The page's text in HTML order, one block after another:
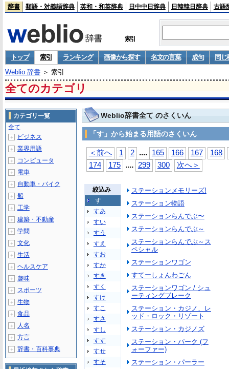
辞書 類語・対義語辞典 英和・和英辞典 日中中日辞典 日韓韓日辞典 古語
索引
トップ 索引 ランキング 画像から探す 名文の言葉 成句
同じ
Weblio 辞書＞ 索引
全てのカテゴリ
Weblio辞書全て のさくいん
「す」から始まる用語のさくいん
＜前へ 1 2 .... 165 166 167
168
174
175 .... 299 300 次へ＞
絞込み
す
すあ
すい
すう
すえ
すお
すか
すき
すく
すけ
すこ
すさ
すし
すす
すせ
すそ
ステーションメモリーズ!
ステーション物語
ステーションらんでぶ〜
ステーションらんでぶ～
ステーションらんでぶ～ス
ペシャル
ステーションワゴン
すてーしょんわごん
ステーションワゴン / シュ
ーティングブレーク
ステーション・カジノ、レ
ッド・ロック・リゾート
ステーション・カジノズ
ステーション・パーク (フ
ォーファー)
ステーション・パーラー
カテゴリ一覧
全て
＋ ビジネス
＋ 業界用語
＋ コンピュータ
＋ 電車
＋ 自動車・バイク
＋ 船
＋ 工学
＋ 建築・不動産
＋ 学問
＋ 文化
＋ 生活
＋ ヘルスケア
＋ 趣味
＋ スポーツ
＋ 生物
＋ 食品
＋ 人名
＋ 方言
＋ 辞書・百科事典